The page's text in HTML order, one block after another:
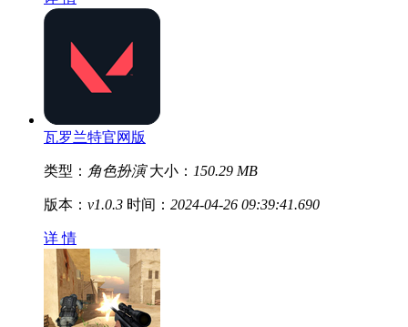
瓦罗兰特官网版
类型： 角色扮演 大小： 150.29 MB
版本： v1.0.3 时间： 2024-04-26 09:39:41.690
详 情